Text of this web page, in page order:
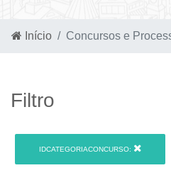
Início Concursos e
Filtro
IDCATEGORIACONCURSO: